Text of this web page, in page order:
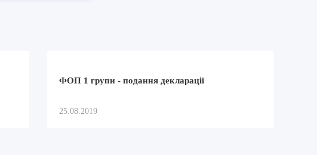
ФОП 1 групи - подання декларації
25.08.2019